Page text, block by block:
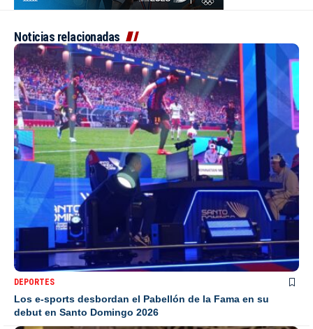
Noticias relacionadas
DEPORTES
Los e-sports desbordan el Pabellón de la Fama en su
debut en Santo Domingo 2026